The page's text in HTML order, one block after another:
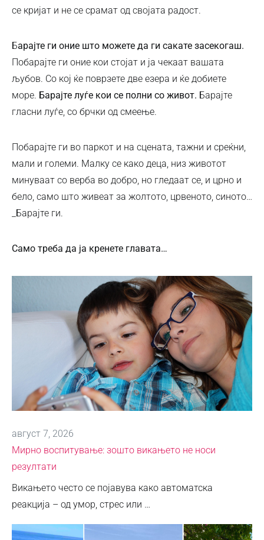
се кријат и не се срамат од својата радост.
Барајте ги оние што можете да ги сакате засекогаш.
Побарајте ги оние кои стојат и ја чекаат вашата
љубов. Со кој ќе поврзете две езера и ќе добиете
море. Барајте луѓе кои се полни со живот. Барајте
гласни луѓе, со брчки од смеење.
Побарајте ги во паркот и на сцената, тажни и среќни,
мали и големи. Малку се како деца, низ животот
минуваат со верба во добро, но гледаат се, и црно и
бело, само што живеат за жолтото, црвеното, синото…
_Барајте ги.
Само треба да ја кренете главата…
август 7, 2026
Мирно воспитување: зошто викањето не носи
резултати
Викањето често се појавува како автоматска
реакција – од умор, стрес или …